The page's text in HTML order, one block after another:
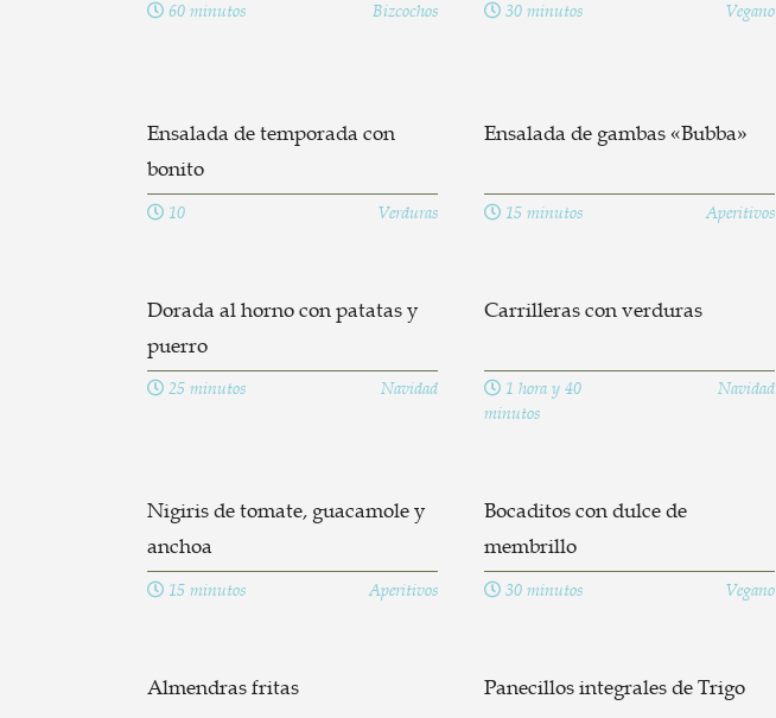
60 minutos Bizcochos 30 minutos Vegano
Ensalada de temporada con
bonito
10 Verduras
Ensalada de gambas «Bubba»
15 minutos Aperitivos
Dorada al horno con patatas y
puerro
25 minutos Navidad
Carrilleras con verduras
1 hora y 40
minutos
Navidad
Nigiris de tomate, guacamole y
anchoa
15 minutos Aperitivos
Bocaditos con dulce de
membrillo
30 minutos Vegano
Almendras fritas Panecillos integrales de Trigo